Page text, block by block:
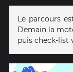
Le parcours
Demain la
puis check-list